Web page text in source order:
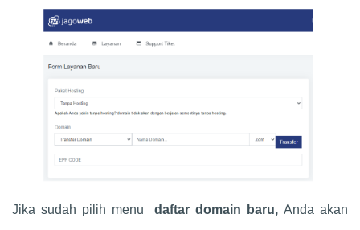
Jika sudah pilih menu daftar domain baru,Anda akan